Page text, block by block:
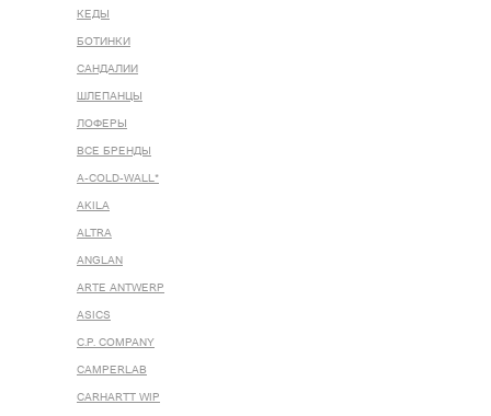
КЕДЫ
БОТИНКИ
САНДАЛИИ
ШЛЕПАНЦЫ
ЛОФЕРЫ
ВСЕ БРЕНДЫ
A-COLD-WALL*
AKILA
ALTRA
ANGLAN
ARTE ANTWERP
ASICS
C.P. COMPANY
CAMPERLAB
CARHARTT WIP